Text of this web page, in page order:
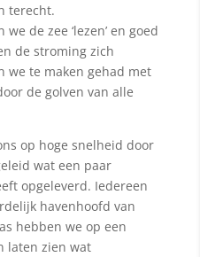
terecht.
de zee ‘lezen’ en goed
de stroming zich
we te maken gehad met
de golven van alle
op hoge snelheid door
wat een paar
opgeleverd. Iedereen
havenhoofd van
hebben we op een
laten zien wat